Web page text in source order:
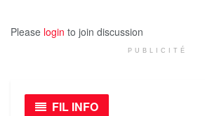
Please login to join discussion
PUBLICITÉ
FIL INFO